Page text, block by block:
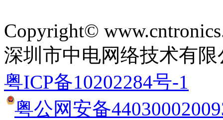
Copyright©
深圳市中电网络技术有
粤ICP备10202284号-1
粤公网安备